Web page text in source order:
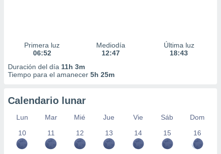
Primera luz
06:52
Mediodía
12:47
Última luz
18:43
Duración del día 11h 3m
Tiempo para el amanecer 5h 25m
Calendario lunar
Lun Mar Mié Jue Vie Sáb
Dom
10
11 12 13 14 15 16